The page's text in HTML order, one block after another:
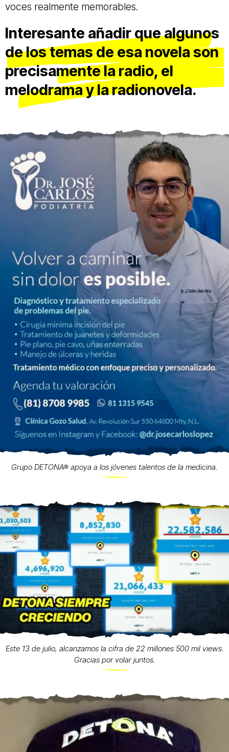
voces realmente memorables.
Interesante añadir que algunos
de los temas de esa novela son
precisamente la radio, el
melodrama y la radionovela.
Grupo DETONA® apoya a los jóvenes talentos de la medicina.
Este 13 de julio, alcanzamos la cifra de 22 millones 500 mil views.
Gracias por volar juntos.